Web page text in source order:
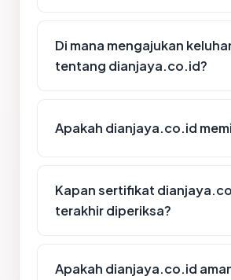
Di mana mengajukan
tentang dianjaya.co.id?
Apakah dianjaya.co.id
Kapan sertifikat
terakhir diperiksa?
Apakah dianjaya.co.id